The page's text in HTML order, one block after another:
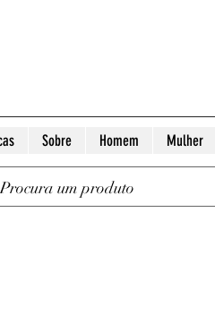
Sobre Homem Mulher